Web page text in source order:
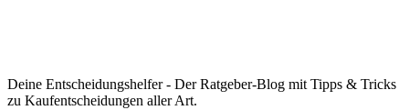
Deine Entscheidungshelfer - Der Ratgeber-Blog mit Tipps & Tricks
zu Kaufentscheidungen aller Art.